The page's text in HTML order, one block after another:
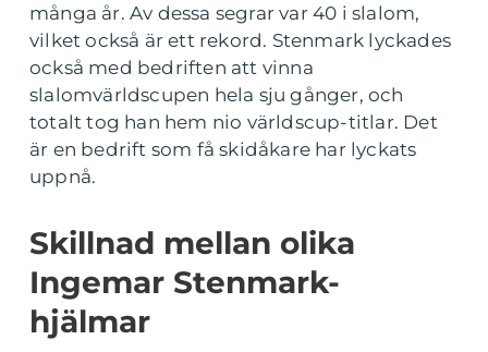
många år. Av dessa segrar var 40 i slalom,
vilket också är ett rekord. Stenmark lyckades
också med bedriften att vinna
slalomvärldscupen hela sju gånger, och
totalt tog han hem nio världscup-titlar. Det
är en bedrift som få skidåkare har lyckats
uppnå.
Skillnad mellan olika
Ingemar Stenmark-
hjälmar